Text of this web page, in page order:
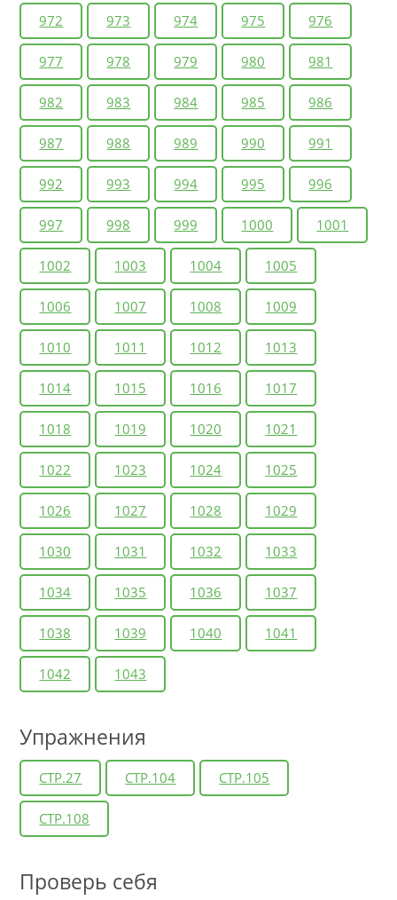
972 973 974 975 976
977 978 979 980 981
982 983 984 985 986
987 988 989 990 991
992 993 994 995 996
997 998 999 1000 1001
1002 1003 1004 1005
1006 1007 1008 1009
1010 1011 1012 1013
1014 1015 1016 1017
1018 1019 1020 1021
1022 1023 1024 1025
1026 1027 1028 1029
1030 1031 1032 1033
1034 1035 1036 1037
1038 1039 1040 1041
1042 1043
Упражнения
СТР.27 СТР.104 СТР.105
СТР.108
Проверь себя